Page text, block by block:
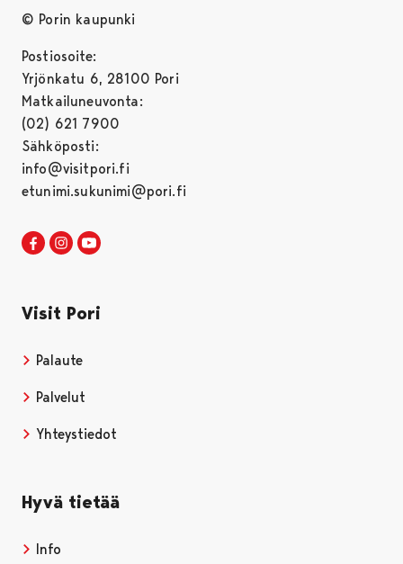
© Porin kaupunki
Postiosoite:
Yrjönkatu 6, 28100 Pori
Matkailuneuvonta:
(02) 621 7900
Sähköposti:
info@visitpori.fi
etunimi.sukunimi@pori.fi
Visit Pori Facebookissa
Avautuu uudessa välilehdessä
Visit Pori Instagrammissa
Avautuu uudessa välilehdessä
Visit Pori
Palaute
Palvelut
Yhteystiedot
Hyvä tietää
Info